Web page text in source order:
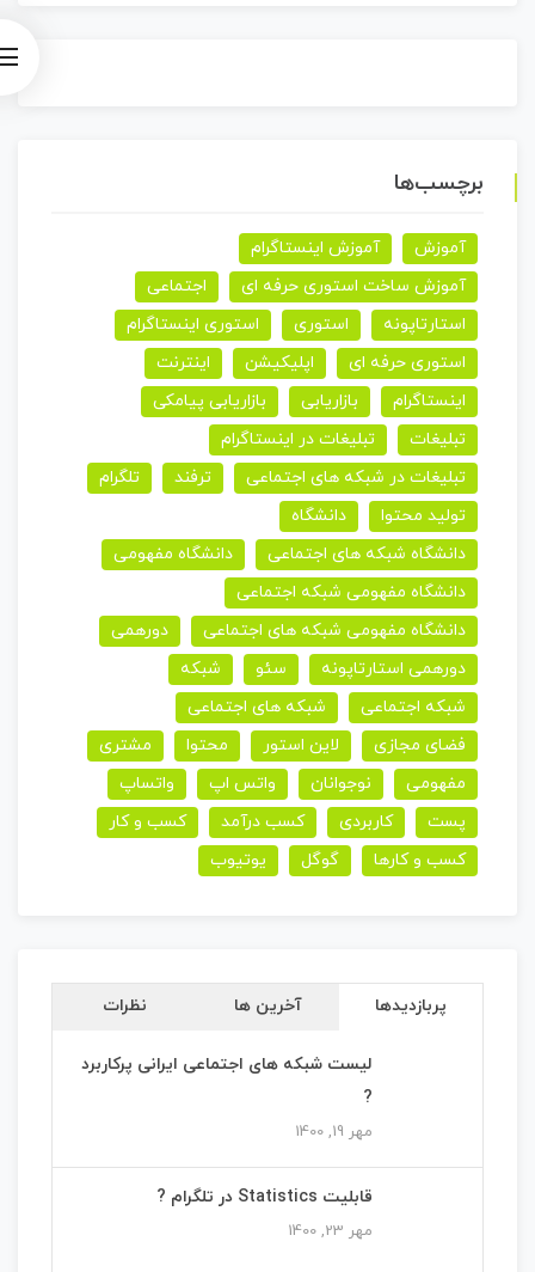
برچسب‌ها
آموزش
آموزش اینستاگرام
آموزش ساخت استوری حرفه ای
اجتماعی
استارتاپونه
استوری
استوری اینستاگرام
استوری حرفه ای
اپلیکیشن
اینترنت
اینستاگرام
بازاریابی
بازاریابی پیامکی
تبلیغات
تبلیغات در اینستاگرام
تبلیغات در شبکه های اجتماعی
ترفند
تلگرام
تولید محتوا
دانشگاه
دانشگاه شبکه های اجتماعی
دانشگاه مفهومی
دانشگاه مفهومی شبکه اجتماعی
دانشگاه مفهومی شبکه های اجتماعی
دورهمی
دورهمی استارتاپونه
سئو
شبکه
شبکه اجتماعی
شبکه های اجتماعی
فضای مجازی
لاین استور محتوا
مشتری
مفهومی
نوجوانان واتس اپ
واتساپ
پست
کاربردی کسب درآمد
کسب و کار
کسب و کارها
گوگل یوتیوب
پربازدیدها آخرین ها نظرات
لیست شبکه های اجتماعی ایرانی پرکاربرد
?
مهر 19, 1400
قابلیت Statistics در تلگرام ?
مهر 23, 1400